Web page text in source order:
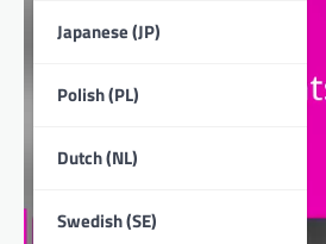
Japanese (JP)
Polish (PL)
Dutch (NL)
Swedish (SE)